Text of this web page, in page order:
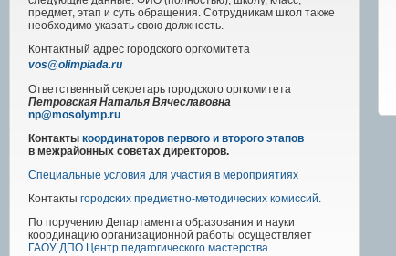
предмет, этап и суть обращения. Сотрудникам школ также
необходимо указать свою должность.
Контактный адрес городского оргкомитета
vos@olimpiada.ru
Ответственный секретарь городского оргкомитета
Петровская Наталья Вячеславовна
np@mosolymp.ru
Контакты координаторов первого и второго этапов
в межрайонных советах директоров.
Специальные условия для участия в мероприятиях
Контакты городских предметно-методических комиссий.
По поручению Департамента образования и науки
координацию организационной работы осуществляет
ГАОУ ДПО Центр педагогического мастерства.